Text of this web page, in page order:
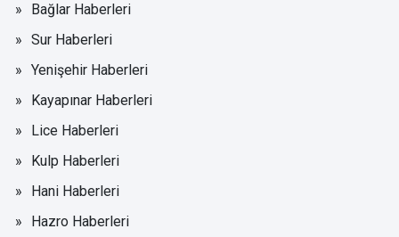
Bağlar Haberleri
Sur Haberleri
Yenişehir Haberleri
Kayapınar Haberleri
Lice Haberleri
Kulp Haberleri
Hani Haberleri
Hazro Haberleri